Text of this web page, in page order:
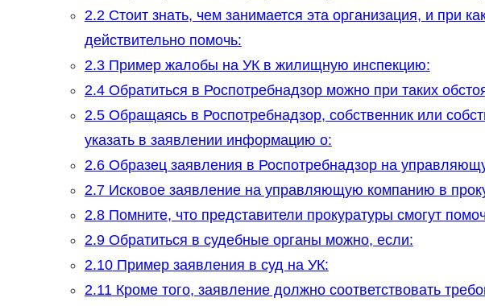
2.2Стоит знать, чем занимается эта организация, и при
действительно помочь:
2.3Пример жалобы на УК в жилищную инспекцию:
2.4Обратиться в Роспотребнадзор можно при таких
2.5Обращаясь в Роспотребнадзор, собственник или
указать в заявлении информацию о:
2.6Образец заявления в Роспотребнадзор на
2.7Исковое заявление на управляющую компанию в
2.8Помните, что представители прокуратуры смогут
2.9Обратиться в судебные органы можно, если:
2.10Пример заявления в суд на УК:
2.11Кроме того, заявление должно соответствовать